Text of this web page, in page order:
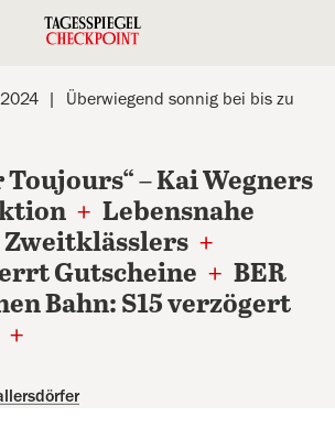
Überwiegend sonnig bei bis zu
Toujours“ – Kai Wegners
+ Lebensnahe
Zweitklässlers +
Gutscheine + BER
Bahn: S15 verzögert
+